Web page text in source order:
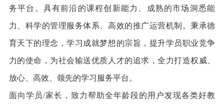
务平台。具有前沿的课程创新能力、成熟的市场洞悉能
力、科学的管理服务体系、高效的推广运营机制。秉承德
育天下的理念，学习成就梦想的宗旨，提升学员职业竞争
力的使命，为社会输送优质人才的追求，全力打造权威、
放心、高效、领先的学习服务平台。
面向学员/家长，致力帮助全年龄段的用户发现各类好教